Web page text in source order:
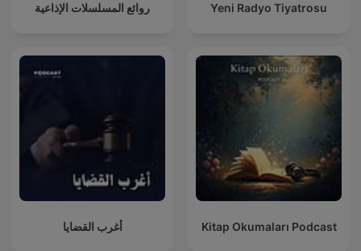
روائع المسلسلات الإذاعية Yeni Radyo Tiyatrosu
أغرب القضايا Kitap Okumaları Podcast